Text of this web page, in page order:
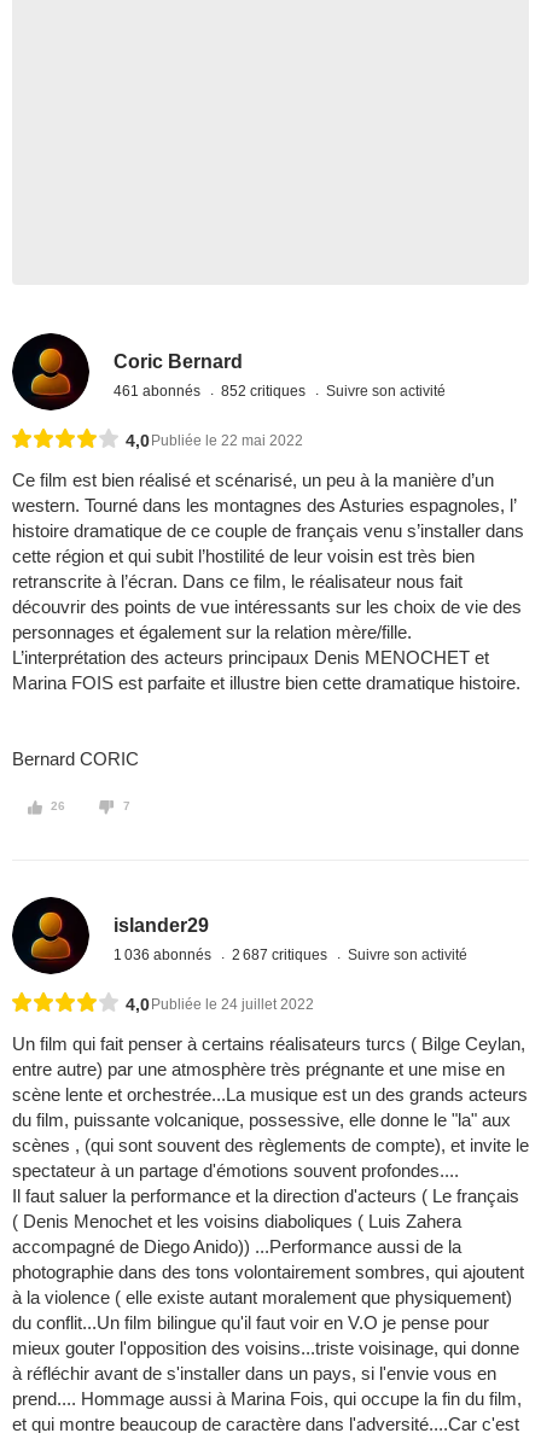
Coric Bernard
461 abonnés 852 critiques Suivre son activité
4,0 Publiée le 22 mai 2022
Ce film est bien réalisé et scénarisé, un peu à la manière d’un
western. Tourné dans les montagnes des Asturies espagnoles, l’
histoire dramatique de ce couple de français venu s’installer dans
cette région et qui subit l’hostilité de leur voisin est très bien
retranscrite à l’écran. Dans ce film, le réalisateur nous fait
découvrir des points de vue intéressants sur les choix de vie des
personnages et également sur la relation mère/fille.
L’interprétation des acteurs principaux Denis MENOCHET et
Marina FOIS est parfaite et illustre bien cette dramatique histoire.
Bernard CORIC
26 7
islander29
1 036 abonnés 2 687 critiques Suivre son activité
4,0 Publiée le 24 juillet 2022
Un film qui fait penser à certains réalisateurs turcs ( Bilge Ceylan,
entre autre) par une atmosphère très prégnante et une mise en
scène lente et orchestrée...La musique est un des grands acteurs
du film, puissante volcanique, possessive, elle donne le "la" aux
scènes , (qui sont souvent des règlements de compte), et invite le
spectateur à un partage d'émotions souvent profondes....
Il faut saluer la performance et la direction d'acteurs ( Le français
( Denis Menochet et les voisins diaboliques ( Luis Zahera
accompagné de Diego Anido)) ...Performance aussi de la
photographie dans des tons volontairement sombres, qui ajoutent
à la violence ( elle existe autant moralement que physiquement)
du conflit...Un film bilingue qu'il faut voir en V.O je pense pour
mieux gouter l'opposition des voisins...triste voisinage, qui donne
à réfléchir avant de s'installer dans un pays, si l'envie vous en
prend.... Hommage aussi à Marina Fois, qui occupe la fin du film,
et qui montre beaucoup de caractère dans l'adversité....Car c'est